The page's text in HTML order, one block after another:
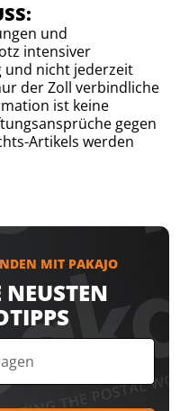
und
intensiver
und nicht jederzeit
der Zoll verbindliche
ist keine
gegen
Artikels werden
MIT PAKAJO
NEUSTEN